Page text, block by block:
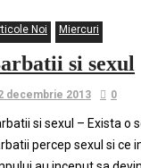
Noi Miercuri
si sexul
decembrie 2013 0
si sexul – Exista o
percep sexul si ce